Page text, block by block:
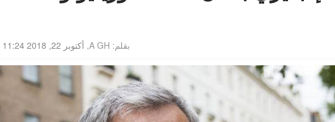
بقلم: A GH, أكتوبر 22, 2018 11:24 م